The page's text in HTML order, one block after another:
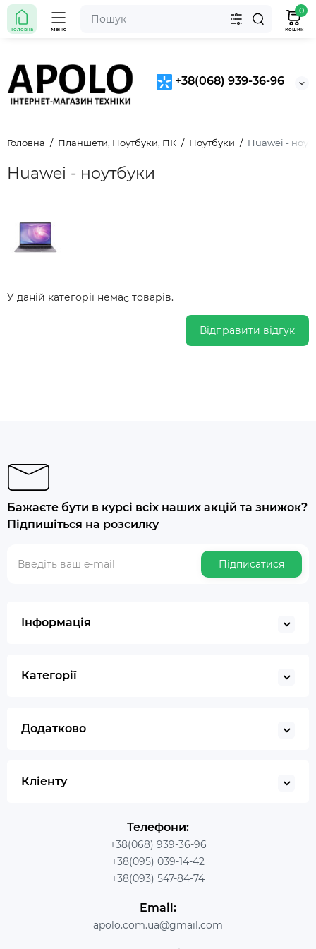
+38(068) 939-36-96
Головна Меню
0
Кошик
Головна Планшети, Ноутбуки, ПК Ноутбуки Huawei -
Huawei - ноутбуки
У даній категорії немає товарів.
Відправити відгук
Бажаєте бути в курсі всіх наших акцій та знижок?
Підпишіться на розсилку
Підписатися
Інформація
Категорії
Додатково
Кліенту
Телефони:
+38(068) 939-36-96
+38(095) 039-14-42
+38(093) 547-84-74
Email:
apolo.com.ua@gmail.com